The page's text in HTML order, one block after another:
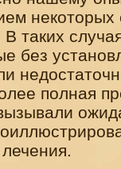
некоторых
таких
без
полная